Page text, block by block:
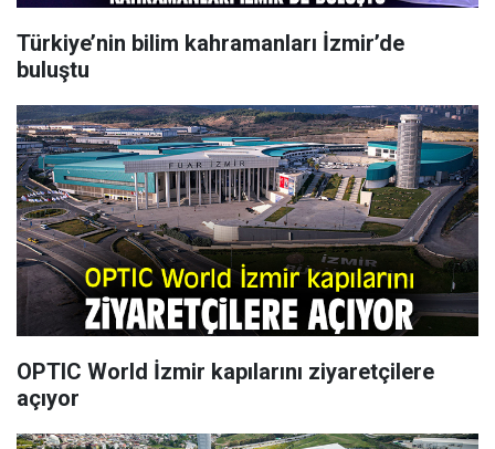
Türkiye’nin bilim kahramanları İzmir’de
buluştu
OPTIC World İzmir kapılarını ziyaretçilere
açıyor